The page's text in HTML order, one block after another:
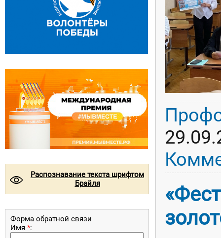
©
Распознавание текста шрифтом
Брайля
Форма обратной связи
Имя *: